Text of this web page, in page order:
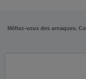
Méfiez-vous des arnaques.